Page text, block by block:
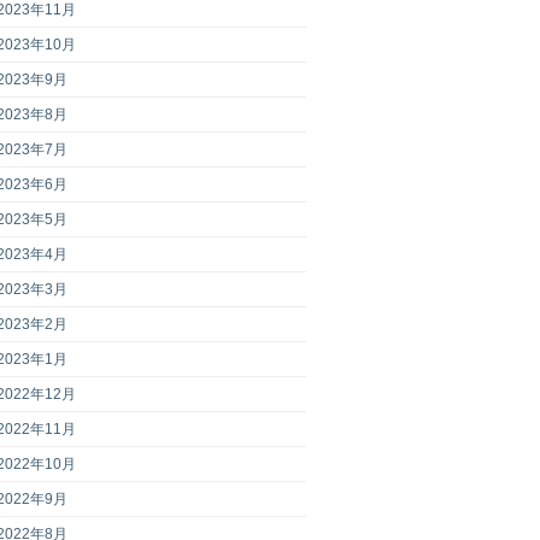
年11月
年10月
年9月
年8月
年7月
年6月
年5月
年4月
年3月
年2月
年1月
年12月
年11月
年10月
年9月
年8月